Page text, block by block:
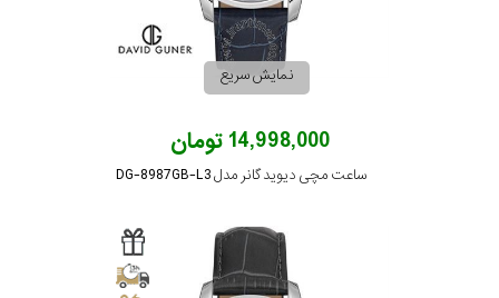
نمایش سریع
14,998,000 تومان
ساعت مچی دیوید گانر مدل DG-8987GB-L3